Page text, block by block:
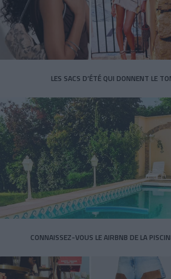
LES SACS D’ÉTÉ QUI DONNENT LE
CONNAISSEZ-VOUS LE AIRBNB DE LA